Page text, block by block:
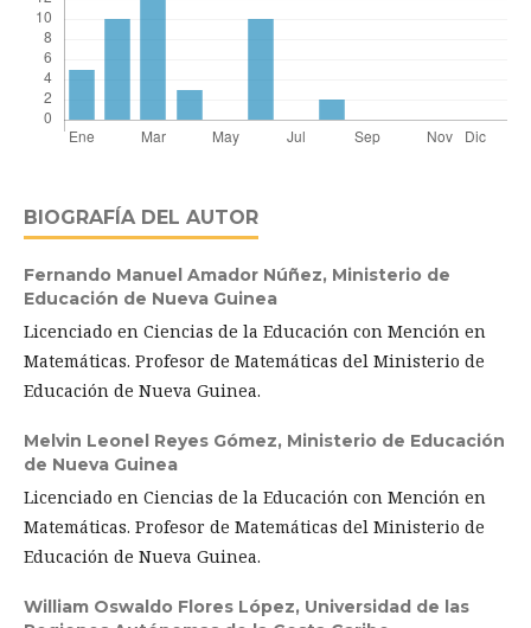
BIOGRAFÍA DEL AUTOR
Fernando Manuel Amador Núñez, Ministerio de
Educación de Nueva Guinea
Licenciado en Ciencias de la Educación con Mención en
Matemáticas. Profesor de Matemáticas del Ministerio de
Educación de Nueva Guinea.
Melvin Leonel Reyes Gómez, Ministerio de Educación
de Nueva Guinea
Licenciado en Ciencias de la Educación con Mención en
Matemáticas. Profesor de Matemáticas del Ministerio de
Educación de Nueva Guinea.
William Oswaldo Flores López, Universidad de las